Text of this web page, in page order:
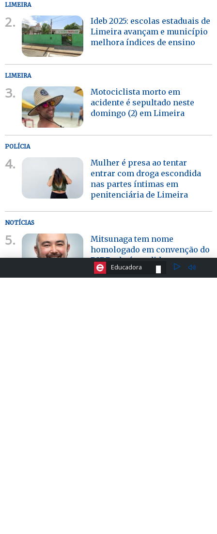
LIMEIRA
2.
Ideb 2025: escolas estaduais de
Limeira avançam e município
melhora índices de ensino
LIMEIRA
3.
Motociclista morto em
acidente é sepultado neste
domingo (2) em Limeira
POLÍCIA
4.
Mulher é presa ao tentar
entrar com droga escondida
nas partes íntimas em
penitenciária de Limeira
NOTÍCIAS
5.
Mitsunaga tem nome
homologado em convenção do
PSDB; ele é candidato a
deputado federal por Limeira
ESCOLHA A RÁDIO:
Educadora